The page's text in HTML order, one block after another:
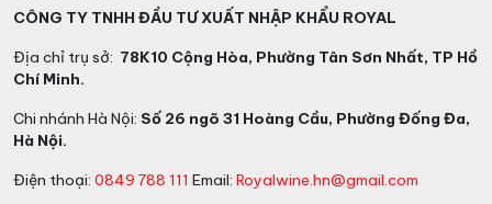
CÔNG TY TNHH ĐẦU TƯ XUẤT NHẬP KHẨU ROYAL
Địa chỉ trụ sở: 78K10 Cộng Hòa, Phường Tân Sơn Nhất, TP Hồ
Chí Minh.
Chi nhánh Hà Nội: Số 26 ngõ 31 Hoàng Cầu, Phường Đống Đa,
Hà Nội.
Điện thoại: 0849 788 111 Email: Royalwine.hn@gmail.com